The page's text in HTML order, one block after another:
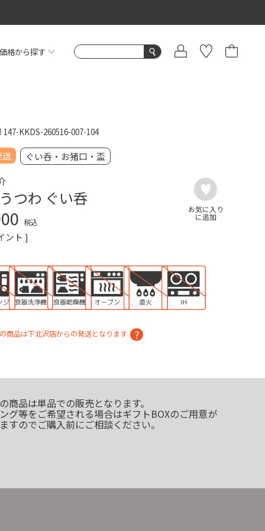
価格から探す
147-KKDS-260516-007-104
送 ぐい呑・お猪口・盃
つわ ぐい呑
税込
ント ]
商品は下北沢店からの発送となります
商品は単品での販売となります。
グ等をご希望される場合はギフトBOXのご用意が
すのでご購入前にご相談ください。